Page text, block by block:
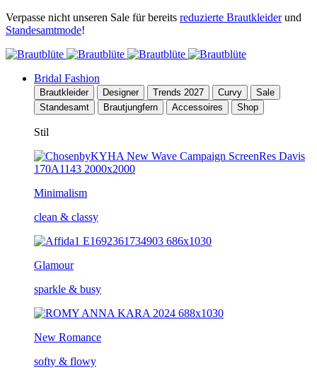
Verpasse nicht unseren Sale für bereits reduzierte Brautkleiderund
Standesamtmode!
Bridal Fashion
Brautkleider Designer Trends 2027 Curvy
Sale
Standesamt
Brautjungfern Accessoires Shop
Stil
Minimalism
clean & classy
Glamour
sparkle & busy
New Romance
softy & flowy